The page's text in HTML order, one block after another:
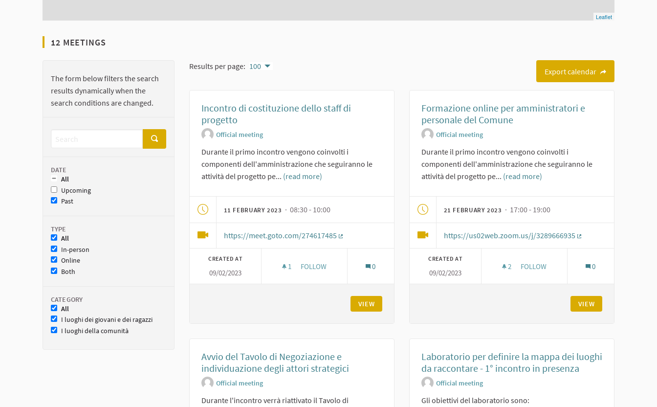
Leaflet
12 MEETINGS
The form below filters the search
results dynamically when the
search conditions are changed.
DATE
All
Upcoming
Past
TYPE
All
In-person
Online
Both
CATEGORY
All
I luoghi dei giovani e dei ragazzi
I luoghi della comunità
Results per page: 100
Export calendar
Incontro di costituzione dello staff di
progetto
Official meeting
Durante il primo incontro vengono coinvolti i
componenti dell'amministrazione che seguiranno le
attività del progetto pe... (read more)
11 FEBRUARY 2023 · 08:30 - 10:00
https://meet.goto.com/274617485
CREATED AT
09/02/2023
1 1 FOLLOWER
FOLLOW
INCONTRO DI COSTITUZIONE DELLO STAFF DI PROGETTO
0
VIEW
Formazione online per amministratori e
personale del Comune
Official meeting
Durante il primo incontro vengono coinvolti i
componenti dell'amministrazione che seguiranno le
attività del progetto pe... (read more)
21 FEBRUARY 2023 · 17:00 - 19:00
https://us02web.zoom.us/j/3289666935
CREATED AT
09/02/2023
2 2 FOLLOWERS
FOLLOW 0
VIEW
Avvio del Tavolo di Negoziazione e
individuazione degli attori strategici
Official meeting
Durante l'incontro verrà riattivato il Tavolo di
Laboratorio per definire la mappa dei luoghi
da raccontare - 1° incontro in presenza
Official meeting
Gli obiettivi del laboratorio sono: